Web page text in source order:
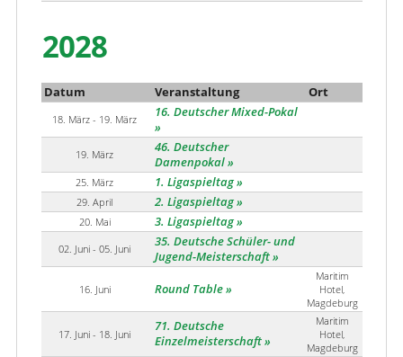
2028
Datum Veranstaltung Ort
18. März - 19. März 16. Deutscher Mixed-Pokal
19. März
46. Deutscher
Damenpokal
25. März 1. Ligaspieltag
29. April 2. Ligaspieltag
20. Mai 3. Ligaspieltag
02. Juni - 05. Juni
35. Deutsche Schüler- und
Jugend-Meisterschaft
16. Juni Round Table
Maritim
Hotel,
Magdeburg
17. Juni - 18. Juni
71. Deutsche
Einzelmeisterschaft
Maritim
Hotel,
Magdeburg